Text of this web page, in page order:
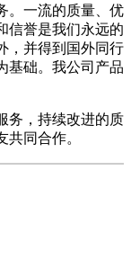
。一流的质量、优
信誉是我们永远的
，并得到国外同行
基础。我公司产品
，持续改进的质
同合作。